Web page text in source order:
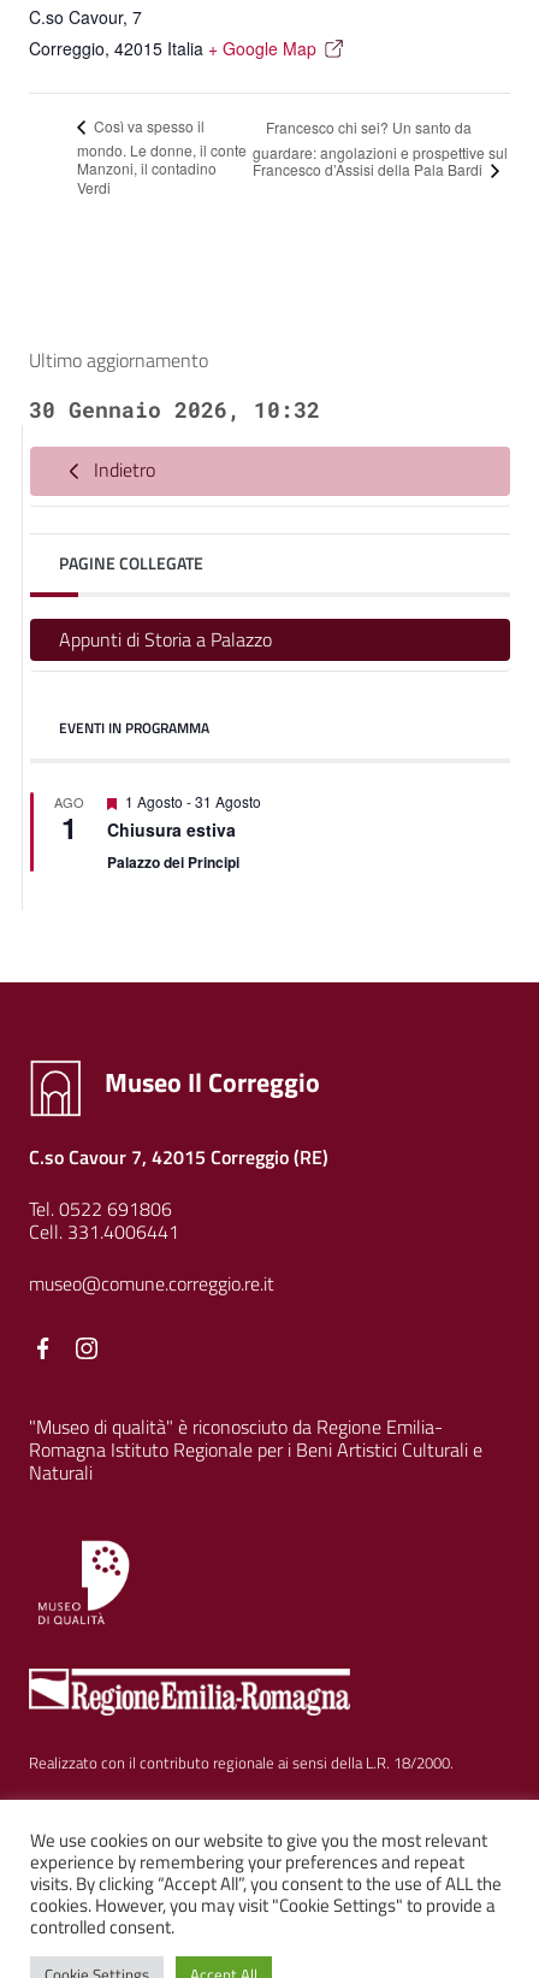
C.so Cavour, 7
Correggio, 42015 Italia + Google Map
Così va spesso il
mondo. Le donne, il conte
Manzoni, il contadino
Verdi
Francesco chi sei? Un santo da
guardare: angolazioni e prospettive sul
Francesco d’Assisi della Pala Bardi
Ultimo aggiornamento
30 Gennaio 2026, 10:32
Indietro
PAGINE COLLEGATE
Appunti di Storia a Palazzo
EVENTI IN PROGRAMMA
AGO
1
Featured
1 Agosto -31 Agosto
Chiusura estiva
Palazzo dei Principi
Museo Il Correggio
C.so Cavour 7, 42015 Correggio (RE)
Tel. 0522 691806
Cell. 331.4006441
museo@comune.correggio.re.it
Facebook
"Museo di qualità" è riconosciuto da Regione Emilia-
Romagna Istituto Regionale per i Beni Artistici Culturali e
Naturali
Realizzato con il contributo regionale ai sensi della L.R. 18/2000.
Sezione Link Utili
Privacy | Cookie policy | Note legali | Contatti |
Web solution:Kalimera.it su tema AGID by Italia WP
We use cookies on our website to give you the most relevant
experience by remembering your preferences and repeat
visits. By clicking “Accept All”, you consent to the use of ALL the
cookies. However, you may visit "Cookie Settings" to provide a
controlled consent.